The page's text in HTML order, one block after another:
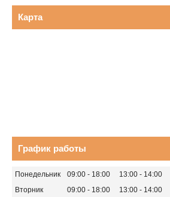
Карта
График работы
Понедельник 09:00 18:00 13:00
14:00
Вторник
09:00 18:00 13:00
14:00